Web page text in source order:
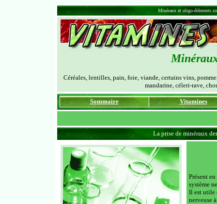
Minéraux et oligo-éléments
Céréales, lentilles, pain, foie, viande, certains vins,
mandarine, céleri-rave,
Sommaire Vitamines
La prise de minéraux
Présent
système
Il est utile
nerveuse